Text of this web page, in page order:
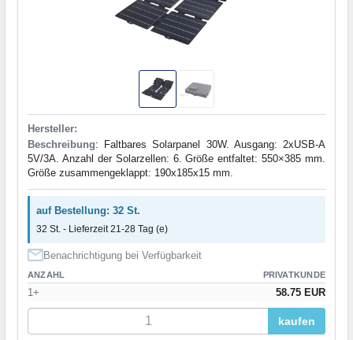
Hersteller:
Beschreibung: Faltbares Solarpanel 30W. Ausgang: 2xUSB-A
5V/3A. Anzahl der Solarzellen: 6. Größe entfaltet: 550×385 mm.
Größe zusammengeklappt: 190x185x15 mm.
auf Bestellung: 32 St.
32 St. - Lieferzeit 21-28 Tag (e)
Benachrichtigung bei Verfügbarkeit
ANZAHL PRIVATKUNDE
1+ 58.75 EUR
kaufen